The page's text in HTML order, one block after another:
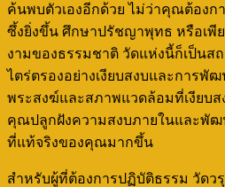
ค้นพบตัวเองอีกด้วย ไม่ว่าคุณต้องก
ซึ้งยิ่งขึ้น ศึกษาปรัชญาพุทธ หรือเพี
งามของธรรมชาติ วัดแห่งนี้ก็เป็นส
ไตร่ตรองอย่างเงียบสงบและการพั
พระสงฆ์และสภาพแวดล้อมที่เงียบส
คุณปลูกฝังความสงบภายในและพัฒ
ที่แท้จริงของคุณมากขึ้น
สำหรับผู้ที่ต้องการปฏิบัติธรรม วัดว